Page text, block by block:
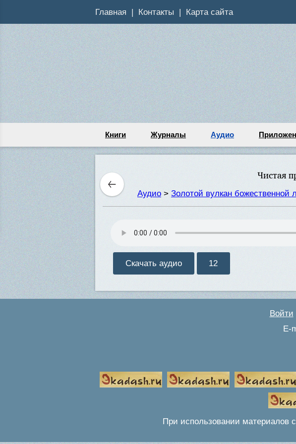
Главная Контакты Карта сайта
Книги Журналы Аудио
Чистая
Аудио > Золотой вулкан божественной
Скачать аудио 12
Войти
E-
При использовании материалов